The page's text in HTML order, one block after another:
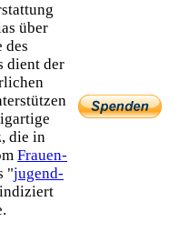
über
des
dient der
die in
Frauen­
"jugend­